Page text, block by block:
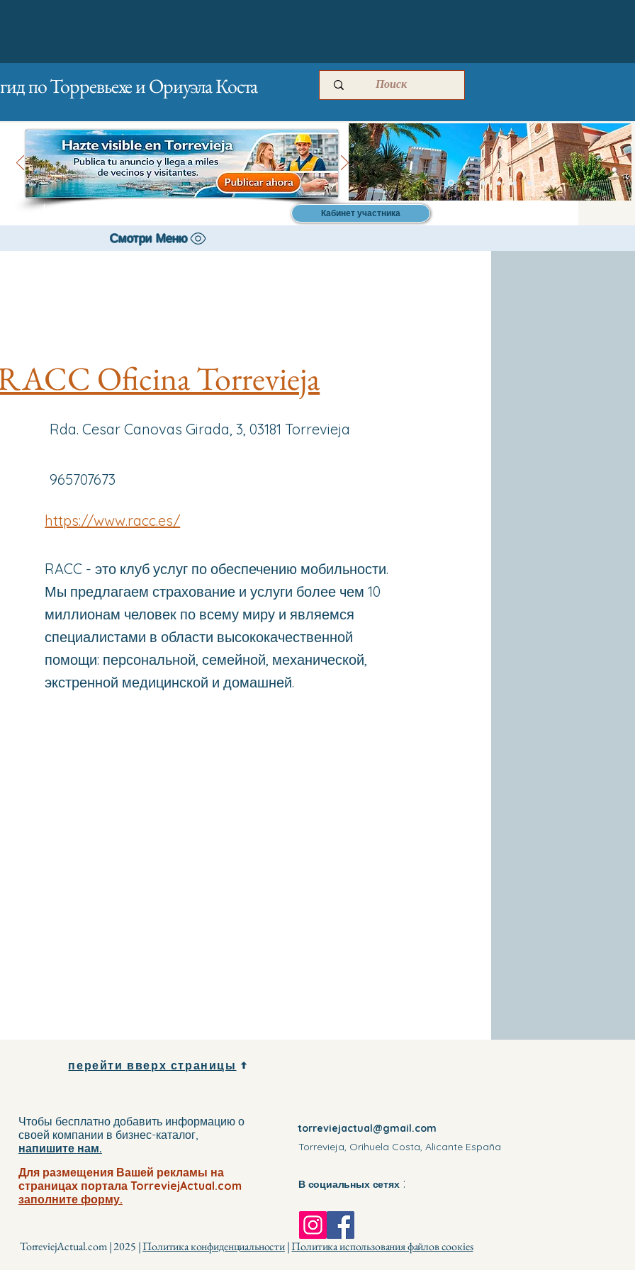
по Торревьехе и Ориуэла Коста
Кабинет участника
Смотри Меню
Oficina Torrevieja
Rda. Cesar Canovas Girada, 3, 03181 Torrevieja
965707673
https://www.racc.es/
RACC - это клуб услуг по обеспечению мобильности.
Мы предлагаем страхование и услуги более чем 10
миллионам человек по всему миру и являемся
специалистами в области высококачественной
помощи: персональной, семейной, механической,
экстренной медицинской и домашней.
перейти вверх страницы
Чтобы бесплатно добавить информацию о
своей компании в бизнес-каталог,
напишите нам.
Для размещения Вашей рекламы на
страницах портала TorreviejActual.com
заполните форму.
TorreviejActual.com | 2025 |Политика конфиденциальности|Политика использования файлов соокіеѕ
torreviejactual@gmail.com
Torrevieja, Orihuela Costa, Alicante España
В социальных сетях: